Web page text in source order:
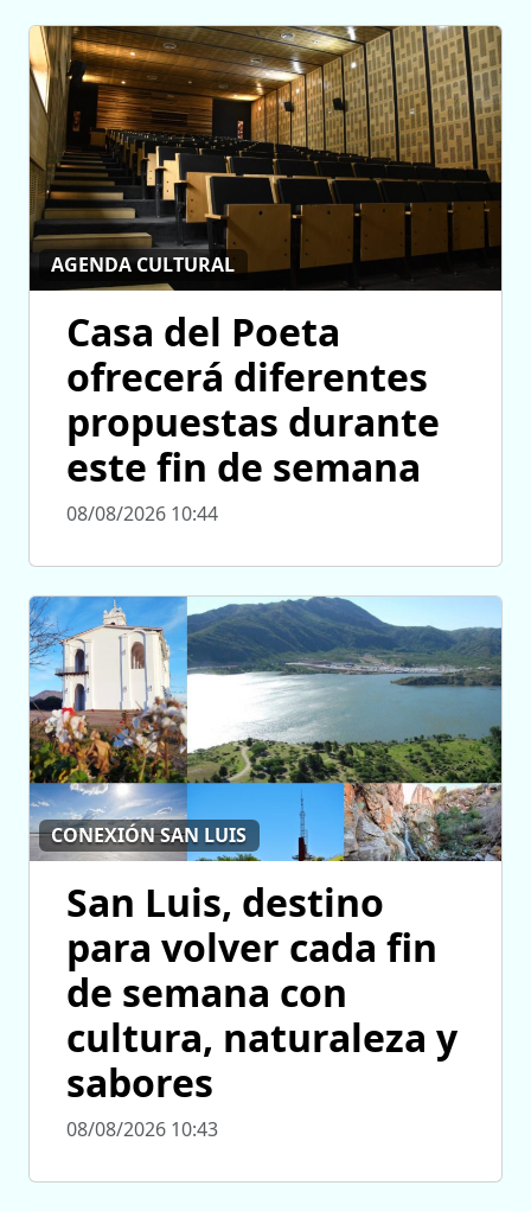
AGENDA CULTURAL
Casa del Poeta
ofrecerá diferentes
propuestas durante
este fin de semana
08/08/2026 10:44
CONEXIÓN SAN LUIS
San Luis, destino
para volver cada fin
de semana con
cultura, naturaleza y
sabores
08/08/2026 10:43